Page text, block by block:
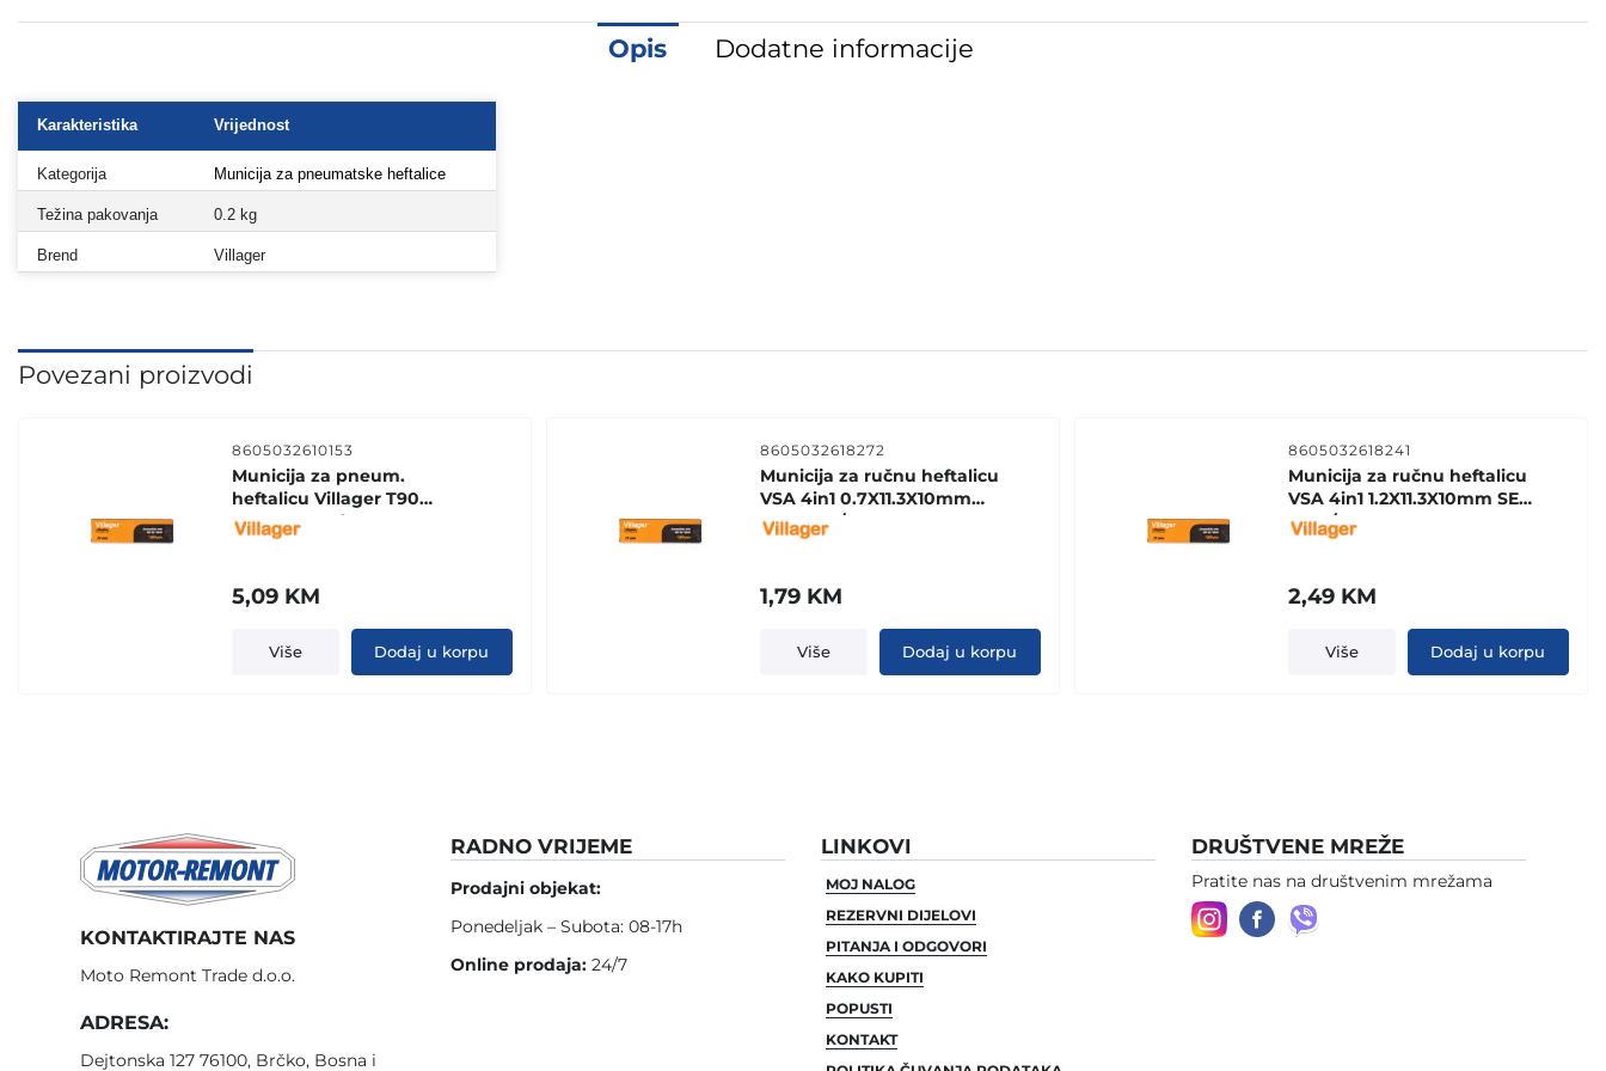
Opis Dodatne informacije
Karakteristika Vrijednost
Kategorija Municija za pneumatske heftalice
Težina pakovanja 0.2 kg
Brend Villager
Povezani proizvodi
8605032610153
Municija za pneum.
heftalicu Villager T90
20mm 1000 kom
5,09 KM
Više Dodaj u korpu
8605032618272
Municija za ručnu heftalicu
VSA 4in1 0.7X11.3X10mm
SET 1000/1
1,79 KM
Više Dodaj u korpu
8605032618241
Municija za ručnu heftalicu
VSA 4in1 1.2X11.3X10mm SET
1000/1
2,49 KM
Više Dodaj u korpu
KONTAKTIRAJTE NAS
Moto Remont Trade d.o.o.
ADRESA:
Dejtonska 127 76100, Brčko, Bosna i
RADNO VRIJEME
Prodajni objekat:
Ponedeljak – Subota: 08-17h
Online prodaja: 24/7
LINKOVI
MOJ NALOG
REZERVNI DIJELOVI
PITANJA I ODGOVORI
KAKO KUPITI
POPUSTI
KONTAKT
DRUŠTVENE MREŽE
Pratite nas na društvenim mrežama